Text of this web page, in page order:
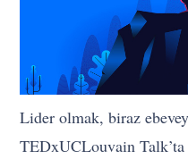
Lider olmak, biraz
TEDxUCLouvain